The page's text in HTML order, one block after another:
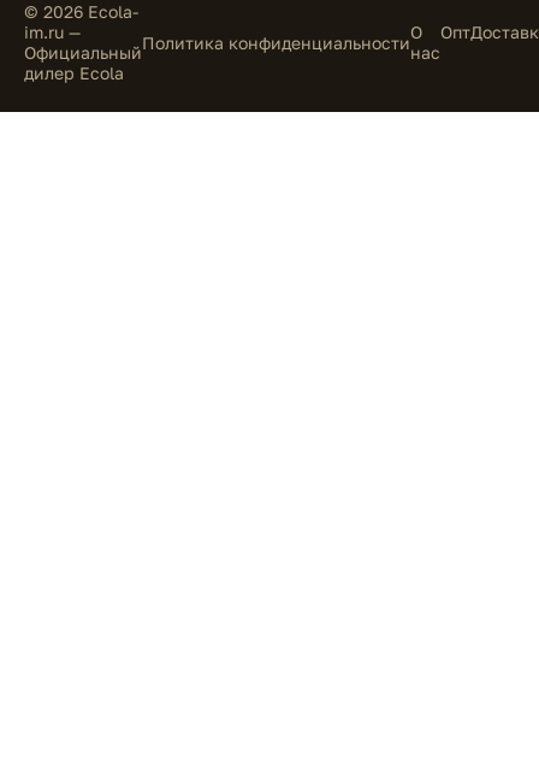
© 2026 Ecola-
im.ru —
Официальный
дилер Ecola
Политика конфиденциальностиО
нас
Опт